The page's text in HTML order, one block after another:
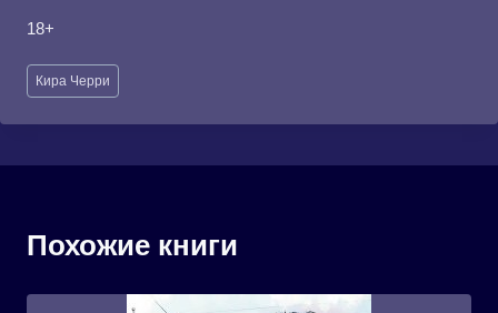
18+
Метки
записи:
Кира Черри
Похожие книги